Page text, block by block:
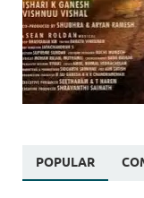
POPULAR